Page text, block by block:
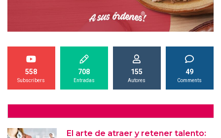
558
Subscribers
708
Entradas
155
Autores
49
Comments
El arte de atraer y retener talento: